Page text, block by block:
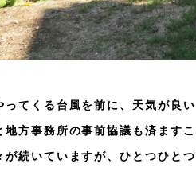
ってくる台風を前に、天気が良
地方事務所の事前協議も済ます
が続いていますが、ひとつひと